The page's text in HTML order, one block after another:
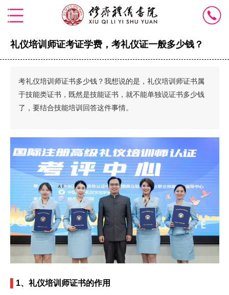
礼仪培训师证考证学费，考礼仪证一般多少钱？
考礼仪培训师证书多少钱？我想说的是，礼仪培训师证书属
于技能类证书，既然是技能证书，就不能单独说证书多少钱
了，要结合技能培训回答这件事情。
1、礼仪培训师证书的作用